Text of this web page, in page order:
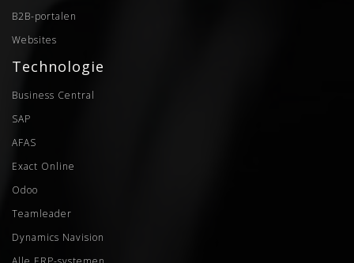
B2B-portalen
Websites
Technologie
Business Central
SAP
AFAS
Exact Online
Odoo
Teamleader
Dynamics Navision